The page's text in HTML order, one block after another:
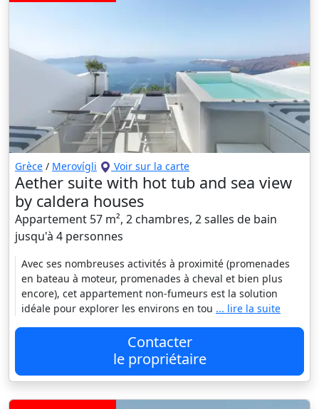
Grèce / Merovígli Voir sur la carte
Aether suite with hot tub and sea view
by caldera houses
Appartement 57 m², 2 chambres, 2 salles de bain
jusqu'à 4 personnes
Avec ses nombreuses activités à proximité (promenades
en bateau à moteur, promenades à cheval et bien plus
encore), cet appartement non-fumeurs est la solution
idéale pour explorer les environs en tou ... lire la suite
Contacter
le propriétaire